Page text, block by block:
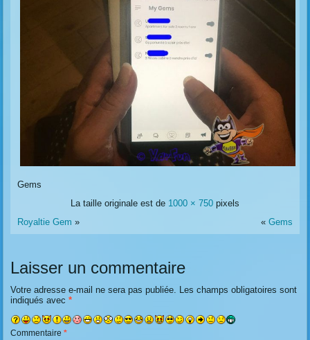
Gems
La taille originale est de 1000 × 750 pixels
Royaltie Gem » « Gems
Laisser un commentaire
Votre adresse e-mail ne sera pas publiée. Les champs obligatoires sont
indiqués avec*
Commentaire*